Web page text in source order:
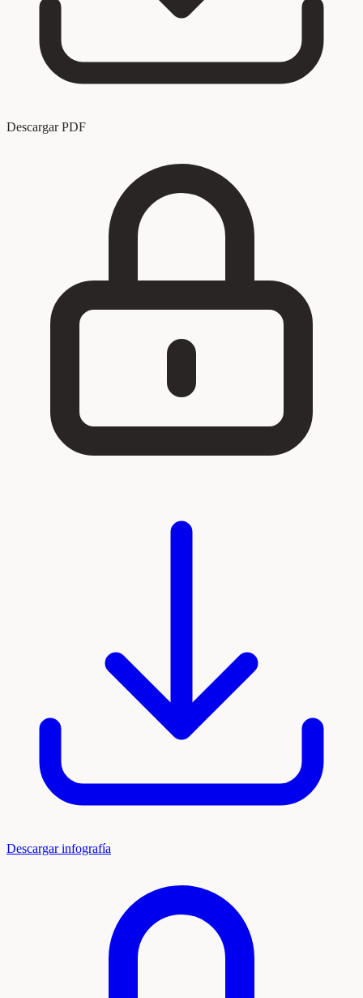
Descargar PDF
Descargar infografía